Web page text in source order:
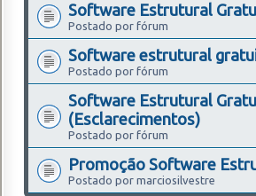
Software Estrutural
Postado por fórum
Software estrutural
Postado por fórum
Software Estrutural
(Esclarecimentos)
Postado por fórum
Promoção Software
Postado por marciosilvestre